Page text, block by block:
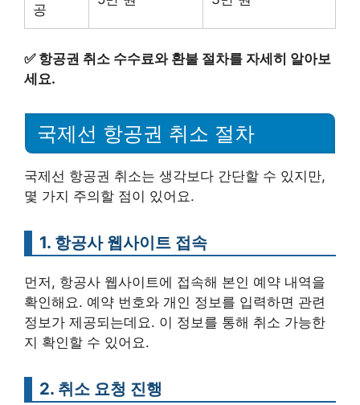
공
✅ 항공권 취소 수수료와 환불 절차를 자세히 알아보
세요.
국제선 항공권 취소 절차
국제선 항공권 취소는 생각보다 간단할 수 있지만,
몇 가지 주의할 점이 있어요.
1. 항공사 웹사이트 접속
먼저, 항공사 웹사이트에 접속해 본인 예약 내역을
확인해요. 예약 번호와 개인 정보를 입력하면 관련
정보가 제공되는데요. 이 정보를 통해 취소 가능한
지 확인할 수 있어요.
2. 취소 요청 진행